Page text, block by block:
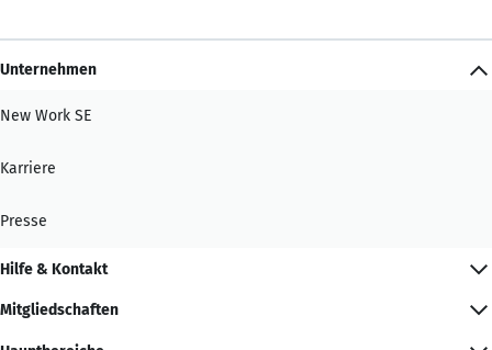
Unternehmen
New Work SE
Karriere
Presse
Hilfe & Kontakt
Mitgliedschaften